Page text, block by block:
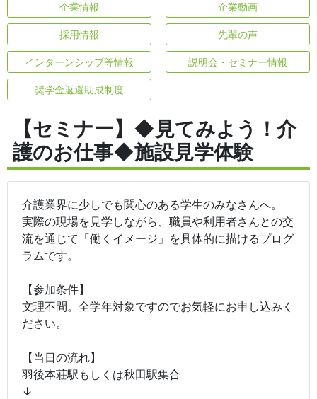
企業情報 企業動画
採用情報 先輩の声
インターンシップ等情報 説明会・セミナー情報
奨学金返還助成制度
【セミナー】◆見てみよう！介
護のお仕事◆施設見学体験
介護業界に少しでも関心のある学生のみなさんへ。
実際の現場を見学しながら、職員や利用者さんとの交
流を通じて「働くイメージ」を具体的に描けるプログ
ラムです。
【参加条件】
文理不問。全学年対象ですのでお気軽にお申し込みく
ださい。
【当日の流れ】
羽後本荘駅もしくは秋田駅集合
↓